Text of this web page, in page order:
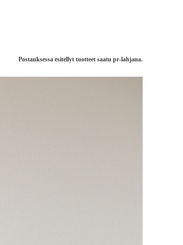
Postauksessa esitellyt tuotteet saatu pr-lahjana.